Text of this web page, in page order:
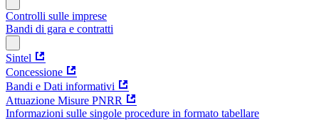
Controlli sulle imprese
Bandi di gara e contratti
Sintel
Concessione
Bandi e Dati informativi
Attuazione Misure PNRR
Informazioni sulle singole procedure in formato tabellare